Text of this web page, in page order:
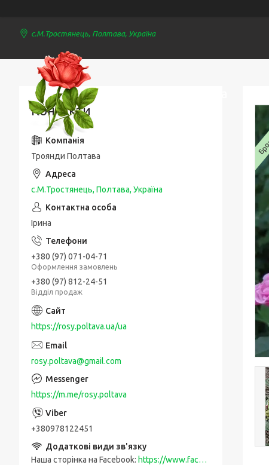
с.М.Тростянець, Полтава, Україна
Контакти
Троянди Полтава
с.М.Тростянець, Полтава, Україна
Ірина
+380 (97) 071-04-71
Оформлення замовлень
+380 (97) 812-24-51
Відділ продаж
https://rosy.poltava.ua/ua
rosy.poltava@gmail.com
https://m.me/rosy.poltava
+380978122451
Наша сторінка на Facebook https://www.facebook.com/rosy.poltava